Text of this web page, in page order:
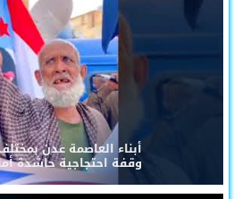
أبناء العاصمة عدن
وقفة احتجاجية حاشدة